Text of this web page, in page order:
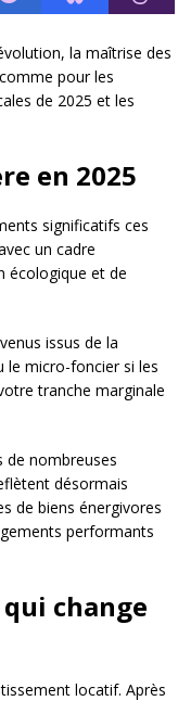
la maîtrise des
pour les
de 2025 et les
en 2025
significatifs ces
un cadre
écologique et de
issus de la
le micro-foncier si les
tranche marginale
de nombreuses
désormais
de biens énergivores
performants
change
locatif. Après